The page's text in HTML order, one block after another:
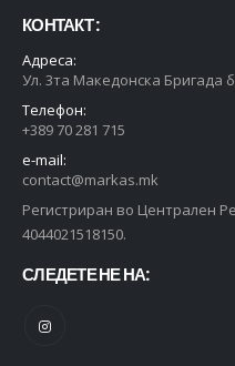
КОНТАКТ :
Адреса:
Ул. 3та Македонска Бригада
Телефон:
+389 70 281 715
e-mail:
contact@markas.mk
Регистриран во Централен
4044021518150.
СЛЕДЕТЕ НЕ НА: